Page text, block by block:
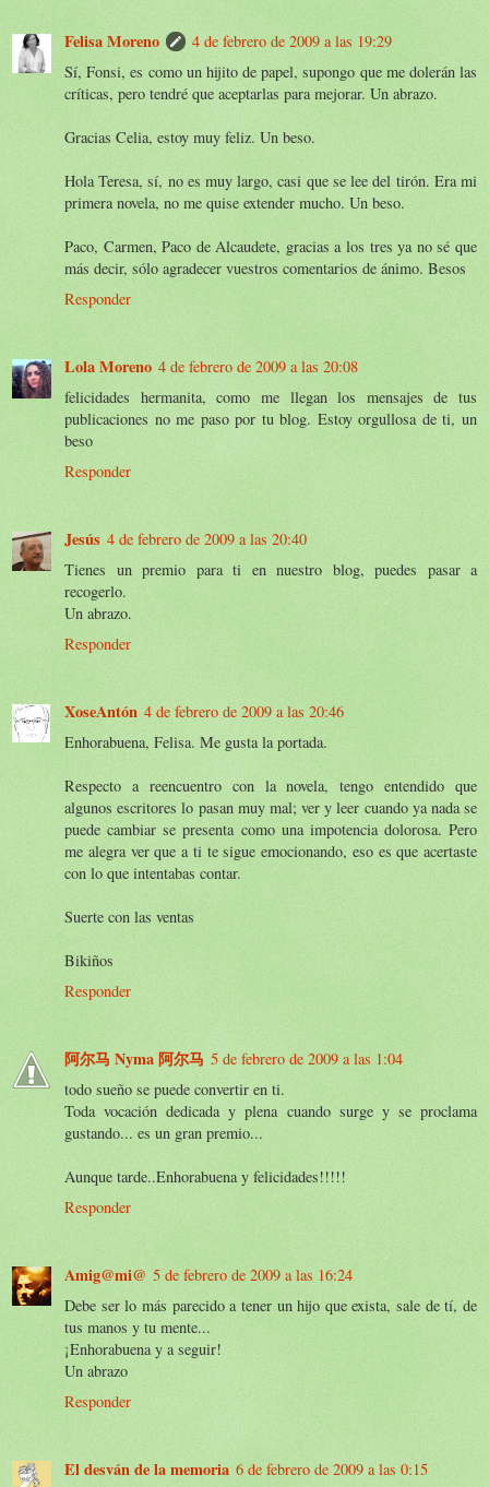
Felisa Moreno
4 de febrero de 2009 a las 19:29
Sí, Fonsi, es como un hijito de papel, supongo que me dolerán las
críticas, pero tendré que aceptarlas para mejorar. Un abrazo.
Gracias Celia, estoy muy feliz. Un beso.
Hola Teresa, sí, no es muy largo, casi que se lee del tirón. Era mi
primera novela, no me quise extender mucho. Un beso.
Paco, Carmen, Paco de Alcaudete, gracias a los tres ya no sé que
más decir, sólo agradecer vuestros comentarios de ánimo. Besos
Responder
Lola Moreno 4 de febrero de 2009 a las 20:08
felicidades hermanita, como me llegan los mensajes de tus
publicaciones no me paso por tu blog. Estoy orgullosa de ti, un
beso
Responder
Jesús 4 de febrero de 2009 a las 20:40
Tienes un premio para ti en nuestro blog, puedes pasar a
recogerlo.
Un abrazo.
Responder
XoseAntón 4 de febrero de 2009 a las 20:46
Enhorabuena, Felisa. Me gusta la portada.
Respecto a reencuentro con la novela, tengo entendido que
algunos escritores lo pasan muy mal; ver y leer cuando ya nada se
puede cambiar se presenta como una impotencia dolorosa. Pero
me alegra ver que a ti te sigue emocionando, eso es que acertaste
con lo que intentabas contar.
Suerte con las ventas
Bikiños
Responder
阿尔马 Nyma 阿尔马 5 de febrero de 2009 a las 1:04
todo sueño se puede convertir en ti.
Toda vocación dedicada y plena cuando surge y se proclama
gustando... es un gran premio...
Aunque tarde..Enhorabuena y felicidades!!!!!
Responder
Amig@mi@ 5 de febrero de 2009 a las 16:24
Debe ser lo más parecido a tener un hijo que exista, sale de tí, de
tus manos y tu mente...
¡Enhorabuena y a seguir!
Un abrazo
Responder
El desván de la memoria 6 de febrero de 2009 a las 0:15